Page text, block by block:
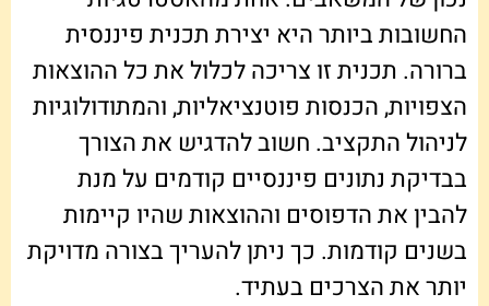
החשובות ביותר היא יצירת תכנית פיננסית
ברורה. תכנית זו צריכה לכלול את כל ההוצאות
הצפויות, הכנסות פוטנציאליות, והמתודולוגיות
לניהול התקציב. חשוב להדגיש את הצורך
בבדיקת נתונים פיננסיים קודמים על מנת
להבין את הדפוסים וההוצאות שהיו קיימות
בשנים קודמות. כך ניתן להעריך בצורה מדויקת
יותר את הצרכים בעתיד.